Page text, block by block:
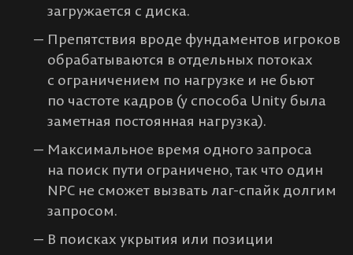
загружается с диска.
Препятствия вроде фундаментов игроков
обрабатываются в отдельных потоках
с ограничением по нагрузке и не бьют
по частоте кадров (у способа Unity была
заметная постоянная нагрузка).
Максимальное время одного запроса
на поиск пути ограничено, так что один
NPC не сможет вызвать лаг-спайк долгим
запросом.
В поисках укрытия или позиции